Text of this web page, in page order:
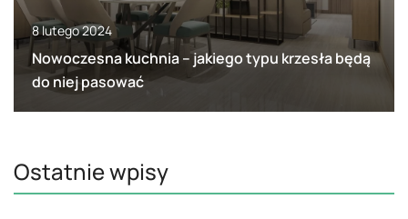
8 lutego 2024
Nowoczesna kuchnia – jakiego typu krzesła będą
do niej pasować
Ostatnie wpisy